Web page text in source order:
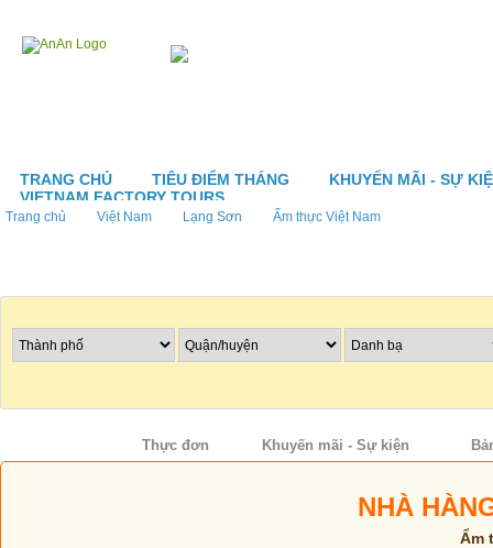
TRANG CHỦ TIÊU ĐIỂM THÁNG
KHUYẾN MÃI - SỰ
VIETNAM FACTORY TOURS
Trang chủ Việt Nam Lạng Sơn Ẩm thực Việt Nam
Thực đơn Khuyến mãi - Sự kiện
NHÀ
Ẩm